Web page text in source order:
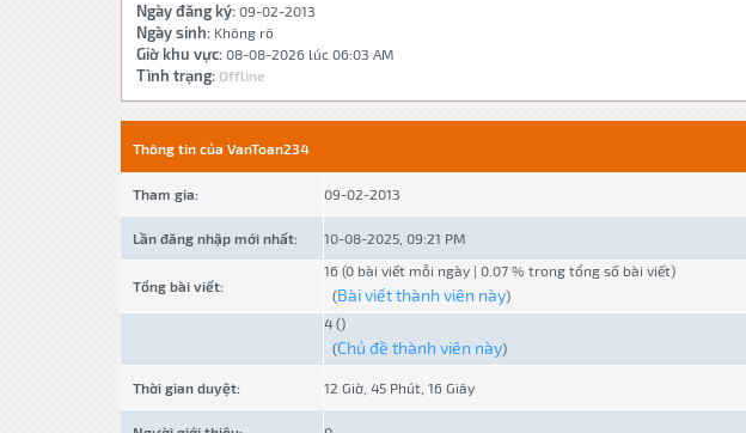
Ngày đăng ký:09-02-2013
Ngày sinh:Không rõ
Giờ khu vực:08-08-2026 lúc 06:03 AM
Tình trạng: Offline
Thông tin của VanToan234
Tham gia: 09-02-2013
Lần đăng nhập mới nhất: 10-08-2025, 09:21 PM
Tổng bài viết:
16 (0 bài viết mỗi ngày | 0.07 % trong tổng số bài viết)
(Bài viết thành viên này)
4 ()
(Chủ đề thành viên này)
Thời gian duyệt: 12 Giờ, 45 Phút, 16 Giây